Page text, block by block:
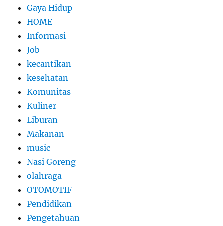
Gaya Hidup
HOME
Informasi
Job
kecantikan
kesehatan
Komunitas
Kuliner
Liburan
Makanan
music
Nasi Goreng
olahraga
OTOMOTIF
Pendidikan
Pengetahuan